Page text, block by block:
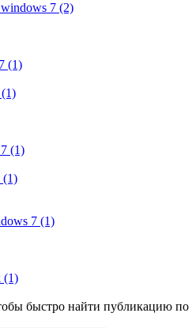
7 (2)
(1)
(1)
(1)
(1)
7 (1)
(1)
быстро найти публикацию по